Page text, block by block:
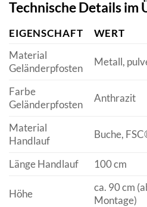
Technische Details im
EIGENSCHAFT
WERT
Material
Geländerpfosten
Metall,
Farbe
Geländerpfosten
Anthrazit
Material
Handlauf
Buche,
Länge Handlauf 100 cm
Höhe
ca. 90 cm
Montage)